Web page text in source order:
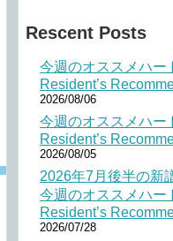
Rescent Posts
今週のオススメハー
Resident’s
2026/08/06
今週のオススメハー
Resident’s
2026/08/05
2026年7月後半の新
今週のオススメハー
Resident’s
2026/07/28